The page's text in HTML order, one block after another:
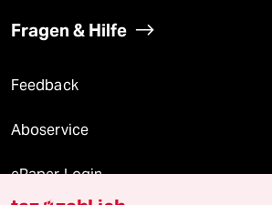
Fragen & Hilfe
Feedback
Aboservice
ePaper Login